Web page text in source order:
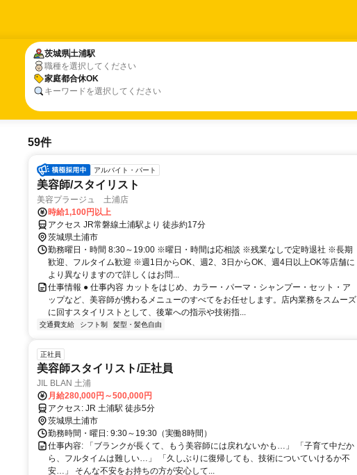
茨城県土浦駅
職種を選択してください
家庭都合休OK
キーワードを選択してください
茨城県土浦駅
家庭都合休OK
59件
アルバイト・パート
美容師/スタイリスト
美容プラージュ 土浦店
時給1,100円以上
アクセス JR常磐線土浦駅より 徒歩約17分
茨城県土浦市
勤務曜日・時間 8:30～19:00 ※曜日・時間は応相談 ※残業なしで定時退社 ※長期
歓迎、フルタイム歓迎 ※週1日からOK、週2、3日からOK、週4日以上OK等店舗に
より異なりますので詳しくはお問...
仕事情報 ● 仕事内容 カットをはじめ、カラー・パーマ・シャンプー・セット・ア
ップなど、美容師が携わるメニューのすべてをお任せします。店内業務をスムーズ
に回すスタイリストとして、後輩への指示や技術指...
交通費支給 シフト制 髪型・髪色自由
正社員
美容師スタイリスト/正社員
JIL BLAN 土浦
月給280,000円～500,000円
アクセス: JR 土浦駅 徒歩5分
茨城県土浦市
勤務時間・曜日: 9:30～19:30（実働8時間）
仕事内容: 「ブランクが長くて、もう美容師には戻れないかも…」 「子育て中だか
ら、フルタイムは難しい…」 「久しぶりに復帰しても、技術についていけるか不
安…」 そんな不安をお持ちの方が安心して...